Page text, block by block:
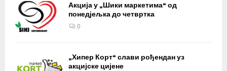
Акција у „Шики маркетима“ од
понедјељка до четвртка
0
„Хипер Корт“ слави рођендан уз
акцијске цијене